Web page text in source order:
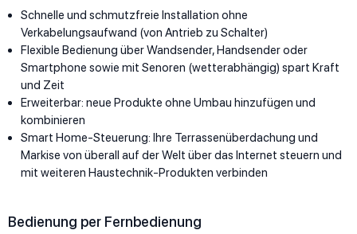
Schnelle und schmutzfreie Installation ohne
Verkabelungsaufwand (von Antrieb zu Schalter)
Flexible Bedienung über Wandsender, Handsender oder
Smartphone sowie mit Senoren (wetterabhängig) spart Kraft
und Zeit
Erweiterbar: neue Produkte ohne Umbau hinzufügen und
kombinieren
Smart Home-Steuerung: Ihre Terrassenüberdachung und
Markise von überall auf der Welt über das Internet steuern und
mit weiteren Haustechnik-Produkten verbinden
Bedienung per Fernbedienung